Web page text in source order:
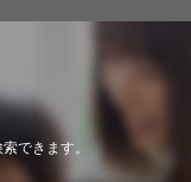
できます。